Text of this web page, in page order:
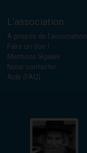
L'association
A propos de l'association
Faire un don !
Mentions légales
Nous contacter
Aide (FAQ)